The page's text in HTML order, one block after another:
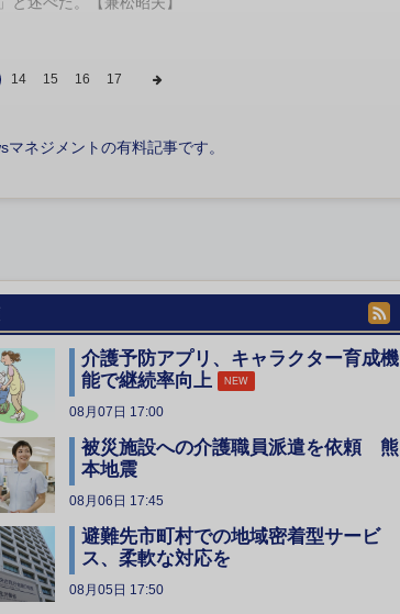
14 15 16 17
ネジメントの有料記事です。
介護予防アプリ、キャラクター育成機
能で継続率向上
NEW
08月07日 17:00
被災施設への介護職員派遣を依頼 熊
本地震
08月06日 17:45
避難先市町村での地域密着型サービ
ス、柔軟な対応を
08月05日 17:50